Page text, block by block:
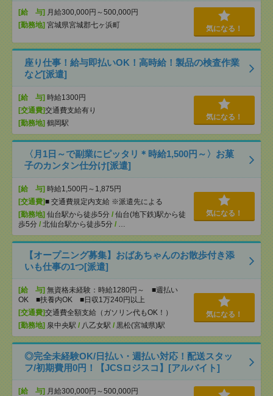
[給 与] 月給300,000円～500,000円
[勤務地] 宮城県宮城郡七ヶ浜町 気になる！
座り仕事！給与即払いOK！高時給！製品の検査作業
など[派遣]
[給 与] 時給1300円
[交通費]交通費支給有り
[勤務地] 鶴岡駅
気になる！
〈月1日～で副業にピッタリ＊時給1,500円～〉お菓
子のカンタン仕分け[派遣]
[給 与] 時給1,500円～1,875円
[交通費]■ 交通費規定内支給 ※派遣先による
[勤務地] 仙台駅から徒歩5分 / 仙台(地下鉄)駅から徒
歩5分 / 北仙台駅から徒歩5分 / …
気になる！
【オープニング募集】おばあちゃんのお散歩付き添
いも仕事の1つ[派遣]
[給 与] 無資格未経験：時給1280円～ ■週払い
OK ■扶養内OK ■日収1万240円以上
[交通費]交通費全額支給（ガソリン代もOK！）
[勤務地] 泉中央駅 / 八乙女駅 / 黒松(宮城県)駅
気になる！
◎完全未経験OK/日払い・週払い対応！配送スタッ
フ/初期費用0円！【JCSロジスコ】[アルバイト]
[給 与] 月給300,000円～500,000円